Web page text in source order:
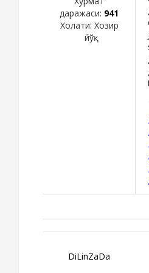
даражаси: 941
Холати: Хозир
йўқ
DiLinZaDa